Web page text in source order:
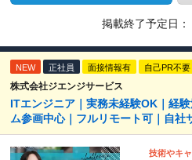
掲載終了予定日：
NEW 正社員 面接情報有 自己PR不要
株式会社ジエンジサービス
ITエンジニア｜実務未経験OK｜経
ム参画中心｜フルリモート可｜自社
技術やキ